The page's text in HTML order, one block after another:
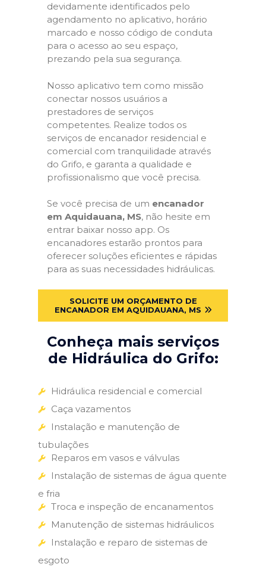
devidamente identificados pelo
agendamento no aplicativo, horário
marcado e nosso código de conduta
para o acesso ao seu espaço,
prezando pela sua segurança.
Nosso aplicativo tem como missão
conectar nossos usuários a
prestadores de serviços
competentes. Realize todos os
serviços de encanador residencial e
comercial com tranquilidade através
do Grifo, e garanta a qualidade e
profissionalismo que você precisa.
Se você precisa de um encanador
em Aquidauana, MS, não hesite em
entrar baixar nosso app. Os
encanadores estarão prontos para
oferecer soluções eficientes e rápidas
para as suas necessidades hidráulicas.
SOLICITE UM ORÇAMENTO DE
ENCANADOR EM AQUIDAUANA, MS
Conheça mais serviços
de Hidráulica do Grifo:
Hidráulica residencial e comercial
Caça vazamentos
Instalação e manutenção de
tubulações
Reparos em vasos e válvulas
Instalação de sistemas de água quente
e fria
Troca e inspeção de encanamentos
Manutenção de sistemas hidráulicos
Instalação e reparo de sistemas de
esgoto